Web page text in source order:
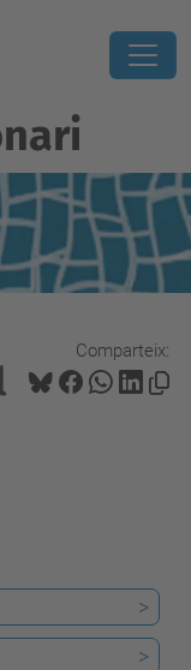
Comparteix:
>
>